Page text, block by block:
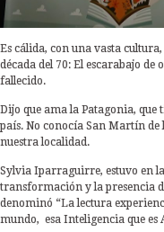
Es cálida, con una vasta
década del 70: El escarabajo
fallecido.
Dijo que ama la Patagonia, que
país. No conocía San Martín de
nuestra localidad.
Sylvia Iparraguirre, estuvo en
transformación y la presencia
denominó “La lectura
mundo, esa Inteligencia que